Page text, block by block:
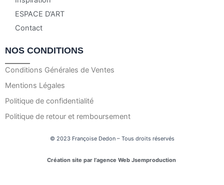
ESPACE D’ART
Contact
NOS CONDITIONS
Conditions Générales de Ventes
Mentions Légales
Politique de confidentialité
Politique de retour et remboursement
© 2023 Françoise Dedon – Tous droits réservés
Création site par l’agence Web Jsemproduction